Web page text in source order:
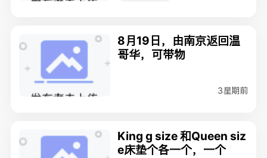
8月19日，由南京返回温
哥华，可带物
3星期前
King g size 和Queen siz
e床垫个各一个，一个